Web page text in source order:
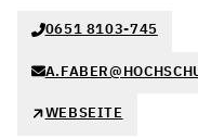
0651 8103-745
WEBSEITE